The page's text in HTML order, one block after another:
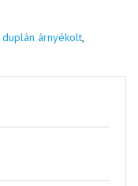
duplán árnyékolt,